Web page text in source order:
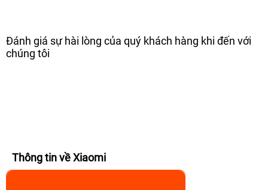
Đánh giá sự hài lòng của quý khách hàng khi đến với
chúng tôi
Thông tin về Xiaomi